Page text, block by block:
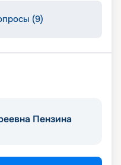
(9)
Пензина